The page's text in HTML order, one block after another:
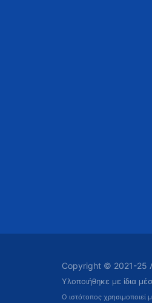
Copyright © 2021-25
Υλοποιήθηκε με ίδια
Ο ιστότοπος χρησιμοποιεί